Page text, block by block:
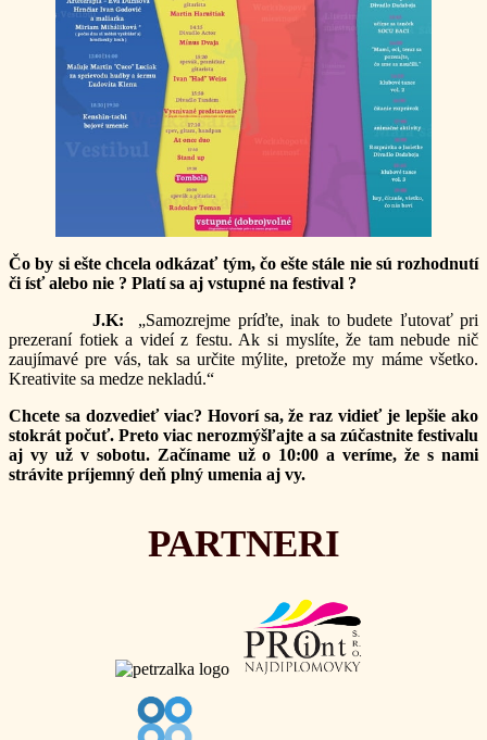
Čo by si ešte chcela odkázať tým, čo ešte stále nie sú rozhodnutí
či ísť alebo nie ? Platí sa aj vstupné na festival ?
J.K: „Samozrejme príďte, inak to budete ľutovať pri
prezeraní fotiek a videí z festu. Ak si myslíte, že tam nebude nič
zaujímavé pre vás, tak sa určite mýlite, pretože my máme všetko.
Kreativite sa medze nekladú.“
Chcete sa dozvedieť viac? Hovorí sa, že raz vidieť je lepšie ako
stokrát počuť. Preto viac nerozmýšľajte a sa zúčastnite festivalu
aj vy už v sobotu. Začíname už o 10:00 a veríme, že s nami
strávite príjemný deň plný umenia aj vy.
PARTNERI